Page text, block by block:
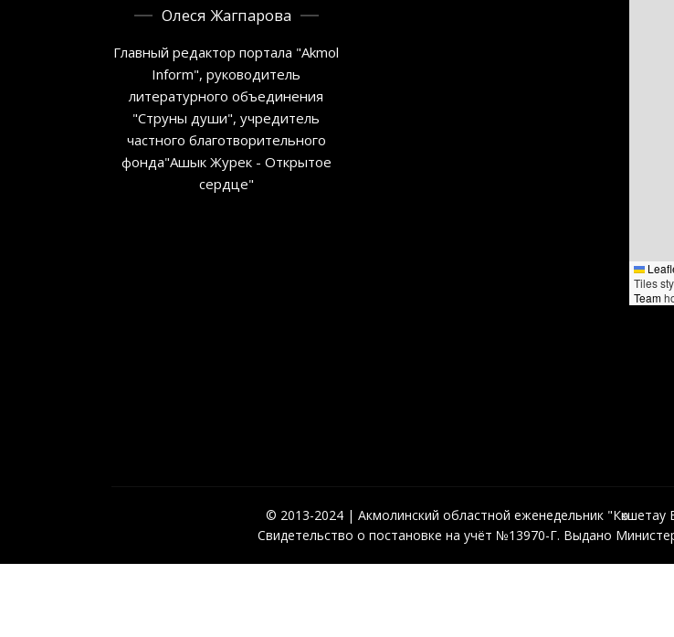
Олеся Жагпарова
Главный редактор портала "Akmol
Inform", руководитель
литературного объединения
"Струны души", учредитель
частного благотворительного
фонда"Ашык Журек - Открытое
сердце"
Tiles
Team
© 2013-2024 | Акмолинский областной еженедельник "Көкшетау
Свидетельство о постановке на учёт №13970-Г. Выдано